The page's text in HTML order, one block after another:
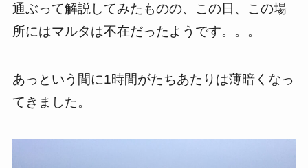
通ぶって解説してみたものの、この日、この場
所にはマルタは不在だったようです。。。
あっという間に1時間がたちあたりは薄暗くなっ
てきました。